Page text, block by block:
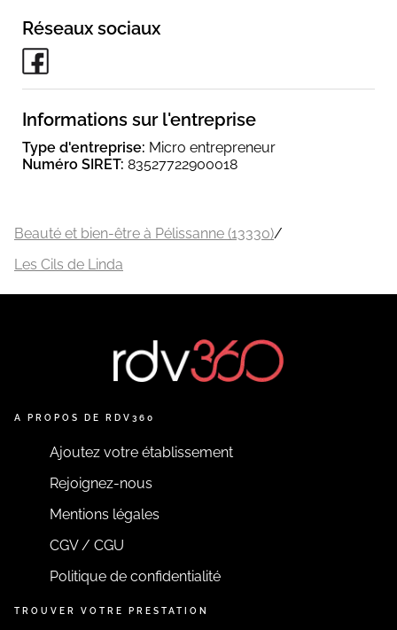
Réseaux sociaux
Informations sur l'entreprise
Type d'entreprise: Micro entrepreneur
Numéro SIRET: 83527722900018
Beauté et bien-être à Pélissanne (13330)/
Les Cils de Linda
A PROPOS DE RDV360
Ajoutez votre établissement
Rejoignez-nous
Mentions légales
CGV / CGU
Politique de confidentialité
TROUVER VOTRE PRESTATION